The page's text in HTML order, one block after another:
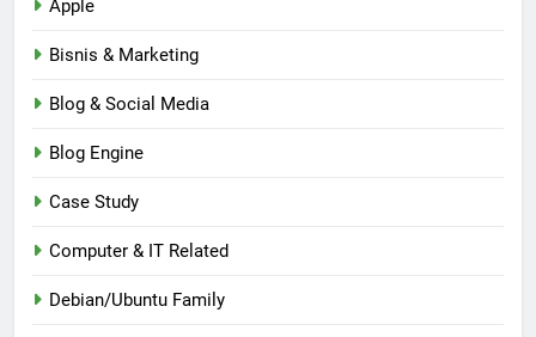
Apple
Bisnis & Marketing
Blog & Social Media
Blog Engine
Case Study
Computer & IT Related
Debian/Ubuntu Family